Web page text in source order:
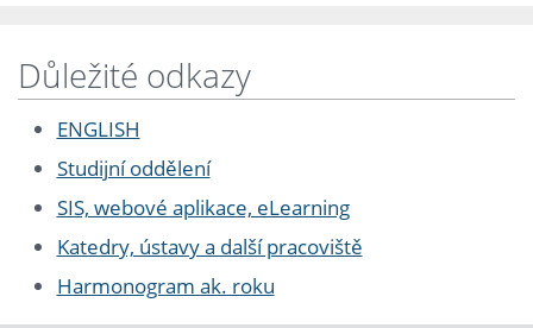
Důležité odkazy
ENGLISH
Studijní oddělení
SIS, webové aplikace, eLearning
Katedry, ústavy a další pracoviště
Harmonogram ak. roku